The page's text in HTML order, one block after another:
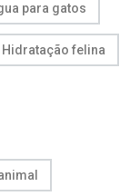
para gatos
Hidratação felina